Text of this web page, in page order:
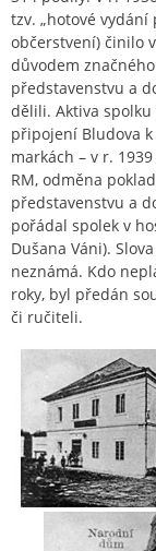
tzv. „hotové vydání
občerstvení) činilo
důvodem
představenstvu a
dělili. Aktiva spolku
připojení Bludova
markách – v r.
RM, odměna
představenstvu a
pořádal spolek v
Dušana Váni).
neznámá. Kdo
roky, byl předán
či ručiteli.